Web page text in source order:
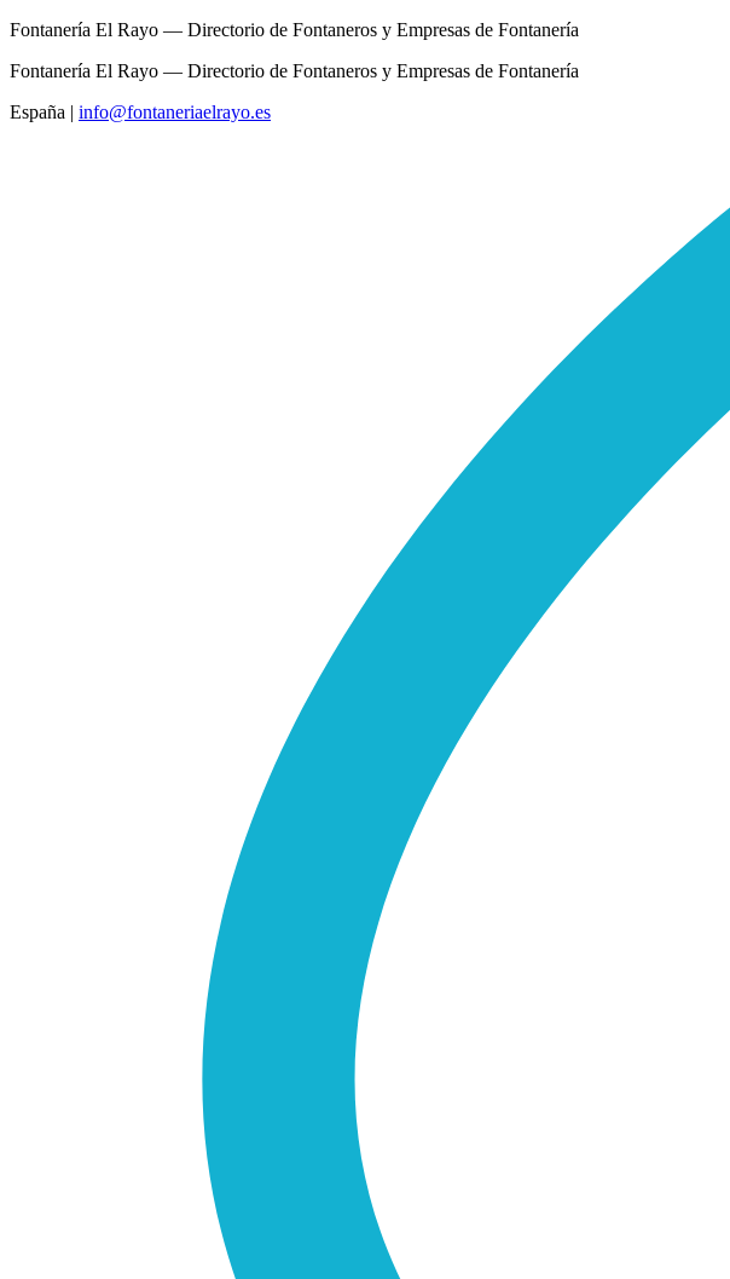
Fontanería El Rayo — Directorio de Fontaneros y Empresas de Fontanería
Fontanería El Rayo — Directorio de Fontaneros y Empresas de Fontanería
España | info@fontaneriaelrayo.es